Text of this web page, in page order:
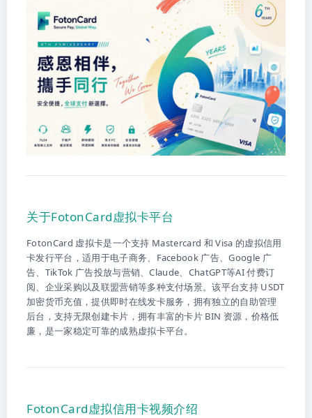
关于FotonCard虚拟卡平台
FotonCard 虚拟卡是一个支持 Mastercard 和 Visa 的虚拟信用
卡发行平台，适用于电子商务、Facebook 广告、Google 广
告、TikTok 广告投放与营销、Claude、ChatGPT等AI 付费订
阅、企业采购以及联盟营销等多种支付场景。该平台支持 USDT
加密货币充值，提供即时在线发卡服务，拥有独立的自助管理
后台，支持无限创建卡片，拥有丰富的卡片 BIN 资源，价格低
廉，是一家稳定可靠的成熟虚拟卡平台。
FotonCard虚拟信用卡视频介绍